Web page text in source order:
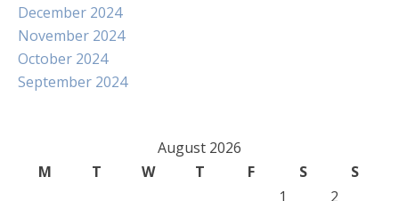
December 2024
November 2024
October 2024
September 2024
August 2026
M
T W T F S
S
1
2